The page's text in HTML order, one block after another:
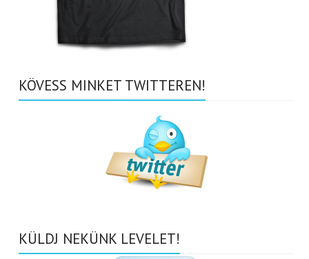
KÖVESS MINKET TWITTEREN!
KÜLDJ NEKÜNK LEVELET!